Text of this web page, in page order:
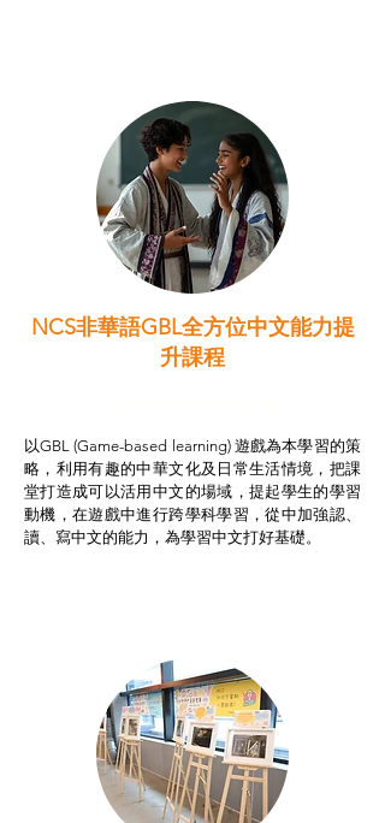
NCS非華語GBL全方位中文能力提
升課程
以GBL (Game-based learning) 遊戲為本學習的策
略，利用有趣的中華文化及日常生活情境，把課
堂打造成可以活用中文的場域，提起學生的學習
動機，在遊戲中進行跨學科學習，從中加強認、
讀、寫中文的能力，為學習中文打好基礎。